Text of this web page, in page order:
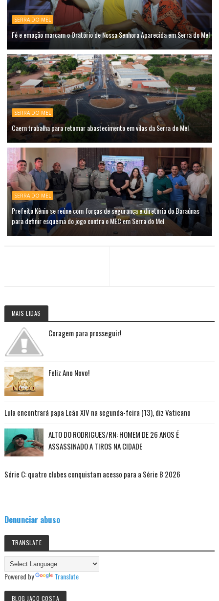
SERRA DO MEL
Fé e emoção marcam o Oratório de Nossa Senhora Aparecida em Serra do Mel
SERRA DO MEL
Caern trabalha para retomar abastecimento em vilas da Serra do Mel
SERRA DO MEL
Prefeito Kênio se reúne com forças de segurança e diretoria do Baraúnas
para definir esquema do jogo contra o MEC em Serra do Mel
MAIS LIDAS
Coragem para prosseguir!
Feliz Ano Novo!
Lula encontrará papa Leão XIV na segunda-feira (13), diz Vaticano
ALTO DO RODRIGUES/RN: HOMEM DE 26 ANOS É
ASSASSINADO A TIROS NA CIDADE
Série C: quatro clubes conquistam acesso para a Série B 2026
Denunciar abuso
TRANSLATE
Powered by Translate
BLOG JACO COSTA